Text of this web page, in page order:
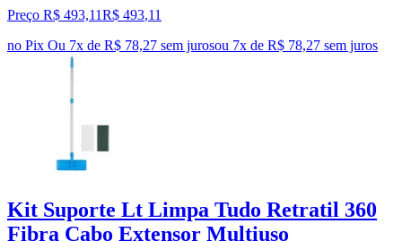
Preço R$ 493,11R$ 493,11
no Pix Ou 7x de R$ 78,27 sem jurosou 7x de R$ 78,27 sem juros
Kit Suporte Lt Limpa Tudo Retratil 360
Fibra Cabo Extensor Multiuso